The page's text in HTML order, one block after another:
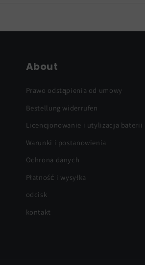
About
Prawo odstąpienia od umowy
Bestellung widerrufen
Licencjonowanie i utylizacja baterii
Warunki i postanowienia
Ochrona danych
Płatność i wysyłka
odcisk
kontakt